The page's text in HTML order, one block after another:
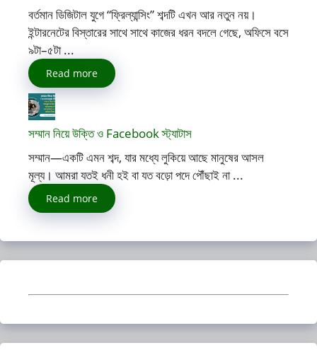
বর্তমান ডিজিটাল যুগে “ফ্রিল্যান্সিং” শব্দটি এখন আর নতুন নয়।
ইন্টারনেটের বিস্তারের সাথে সাথে কাজের ধরন বদলে গেছে, অফিসে বসে
৯টা–৫টা ...
Read more
সম্মান নিয়ে উক্তি ও Facebook স্ট্যাটাস
সম্মান—একটি এমন শব্দ, যার মধ্যে লুকিয়ে আছে মানুষের আসল
মূল্য। আমরা যতই ধনী হই বা যত বড়ো পদে পৌঁছাই না ...
Read more